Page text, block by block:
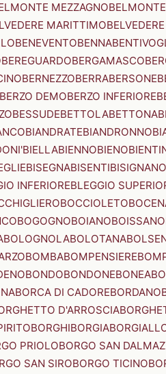
MEZZAGNO
MARITTIMO
BENEVENTOBENNA
BEREGUARDOBERGAMASCO
BERNEZZOBERRABERSONE
BERZO DEMOBERZO INFERIORE
BESSUDEBETTOLABETTONA
BIANDRATEBIANDRONNO
BIELLABIENNOBIENO
BISEGNABISENTIBISIGNANO
INFERIOREBLEGGIO
BOCCIOLETO
BOGOGNOBOIANOBOISSANO
BOLOGNOLABOLOTANA
BOMBABOMPENSIERE
BONDOBONDONEBONEA
BORCA DI CADOREBORDANO
D'ARROSCIA
BORGHIBORGIA
PRIOLOBORGO SAN
SAN SIROBORGO TICINO